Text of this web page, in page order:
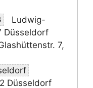
Ludwig-
Düsseldorf
7,
Düsseldorf